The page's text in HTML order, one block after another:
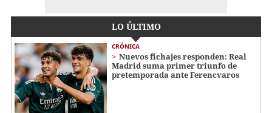
LO ÚLTIMO
CRÓNICA
Nuevos fichajes responden: Real
Madrid suma primer triunfo de
pretemporada ante Ferencvaros